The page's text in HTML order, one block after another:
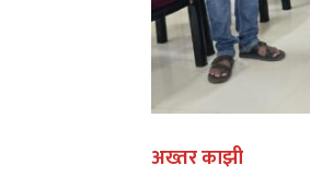
अख्तर काझी